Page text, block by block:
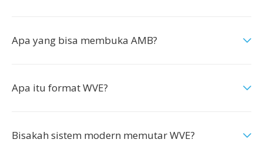
Apa yang bisa membuka AMB?
Apa itu format WVE?
Bisakah sistem modern memutar WVE?